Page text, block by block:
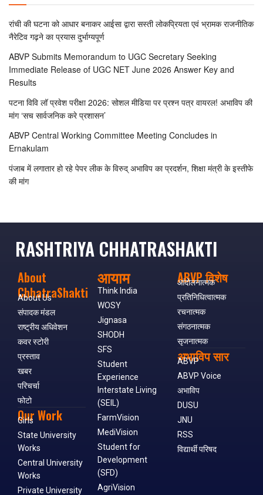
रांची की घटना को आधार बनाकर आईसा द्वारा सस्ती लोकप्रियता एवं भ्रामक राजनीतिक
नैरेटिव गढ़ने का प्रयास दुर्भाग्यपूर्ण
ABVP Submits Memorandum to UGC Secretary Seeking
Immediate Release of UGC NET June 2026 Answer Key and
Results
पटना विवि लॉ प्रवेश परीक्षा 2026: सोशल मीडिया पर प्रश्न पत्र वायरल! अभाविप की
मांग ‘सच सार्वजनिक करे प्रशासन’
ABVP Central Working Committee Meeting Concludes in
Ernakulam
पंजाब में लगातार हो रहे पेपर लीक के विरुद् अभाविप का प्रदर्शन, शिक्षा मंत्री के इस्तीफे
की मांग
RASHTRIYA CHHATRASHAKTI
About
ChhatraShakti
About Us
संपादक मंडल
राष्ट्रीय अधिवेशन
कवर स्टोरी
प्रस्ताव
खबर
परिचर्चा
फोटो
Our Work
Girls
State University
Works
Central University
Works
Private University
आयाम
Think India
WOSY
Jignasa
SHODH
SFS
Student
Experience
Interstate Living
(SEIL)
FarmVision
MediVision
Student for
Development
(SFD)
AgriVision
ABVP विशेष
आंदोलनात्मक
प्रतिनिधित्वात्मक
रचनात्मक
संगठनात्मक
सृजनात्मक
अभाविप सार
ABVP
ABVP Voice
अभाविप
DUSU
JNU
RSS
विद्यार्थी परिषद